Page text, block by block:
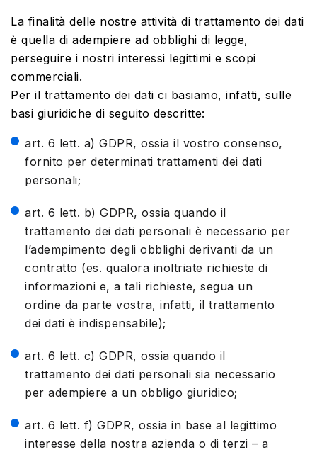
La finalità delle nostre attività di trattamento dei dati
è quella di adempiere ad obblighi di legge,
perseguire i nostri interessi legittimi e scopi
commerciali.
Per il trattamento dei dati ci basiamo, infatti, sulle
basi giuridiche di seguito descritte:
art. 6 lett. a) GDPR, ossia il vostro consenso,
fornito per determinati trattamenti dei dati
personali;
art. 6 lett. b) GDPR, ossia quando il
trattamento dei dati personali è necessario per
l’adempimento degli obblighi derivanti da un
contratto (es. qualora inoltriate richieste di
informazioni e, a tali richieste, segua un
ordine da parte vostra, infatti, il trattamento
dei dati è indispensabile);
art. 6 lett. c) GDPR, ossia quando il
trattamento dei dati personali sia necessario
per adempiere a un obbligo giuridico;
art. 6 lett. f) GDPR, ossia in base al legittimo
interesse della nostra azienda o di terzi – a